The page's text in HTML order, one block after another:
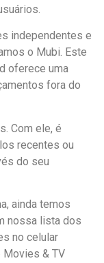
independentes e
o Mubi. Este
oferece uma
fora do
Com ele, é
recentes ou
do seu
ainda temos
nossa lista dos
no celular
Movies & TV